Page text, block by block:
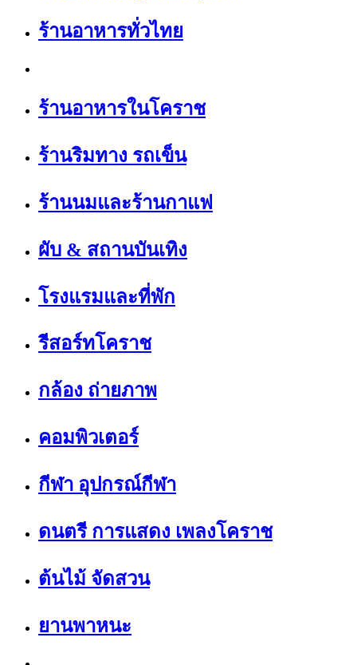
ร้านอาหารทั่วไทย
ร้านอาหารในโคราช
ร้านริมทาง รถเข็น
ร้านนมและร้านกาแฟ
ผับ & สถานบันเทิง
โรงแรมและที่พัก
รีสอร์ทโคราช
กล้อง ถ่ายภาพ
คอมพิวเตอร์
กีฬา อุปกรณ์กีฬา
ดนตรี การแสดง เพลงโคราช
ต้นไม้ จัดสวน
ยานพาหนะ